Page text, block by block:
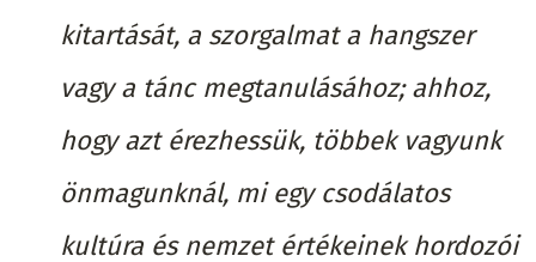
kitartását, a szorgalmat a hangszer
vagy a tánc megtanulásához; ahhoz,
hogy azt érezhessük, többek vagyunk
önmagunknál, mi egy csodálatos
kultúra és nemzet értékeinek hordozói